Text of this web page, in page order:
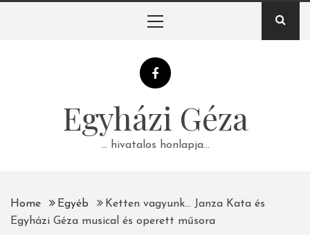
Egyházi Géza
… hivatalos honlapja…
Home Egyéb
Ketten vagyunk… Janza Kata és
Egyházi Géza musical és operett műsora